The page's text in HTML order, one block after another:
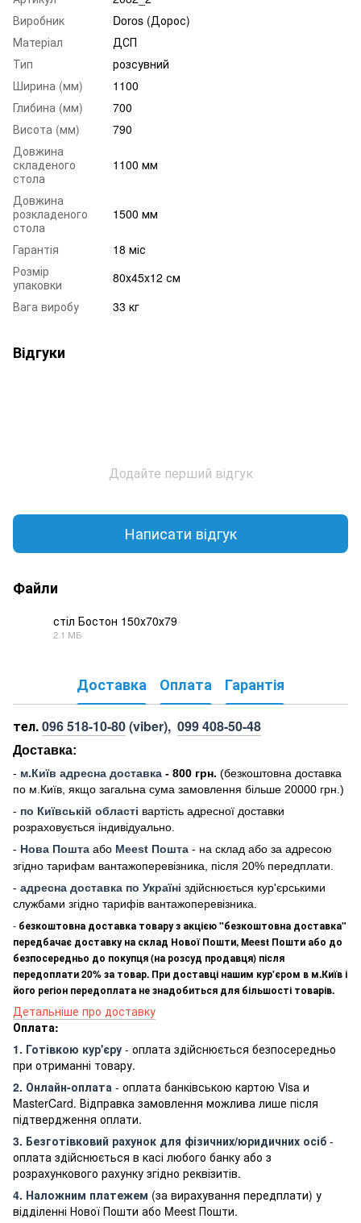
Виробник
Doros (Дорос)
Матеріал
ДСП
Тип
розсувний
Ширина (мм)
1100
Глибина (мм)
700
Висота (мм)
790
Довжина
складеного
стола
1100 мм
Довжина
розкладеного
стола
1500 мм
Гарантія
18 міс
Розмір
упаковки
80х45х12 см
Вага виробу
33 кг
Відгуки
Додайте перший відгук
Написати відгук
Файли
стіл Бостон 150х70х79
2.1 МБ
Доставка Оплата Гарантія
тел.096 518-10-80(viber), 099 408-50-48
Доставка:
- м.Київ адресна доставка - 800 грн. (безкоштовна доставка
по м.Київ, якщо загальна сума замовлення більше 20000 грн .)
- по Київській області вартість адресної доставки
розраховується індивідуально.
- Нова Пошта або Meest Пошта - на склад або за адресою
згідно тарифам вантажоперевізника, після 20% передплати.
- адресна доставка по Україні здійснюється кур'єрськими
службами згідно тарифів вантажоперевізника.
- безкоштовна доставка товару з акцією "безкоштовна доставка"
передбачає доставку на склад Нової Пошти, Meest Пошти або до
безпосередньо до покупця (на розсуд продавця) після
передоплати 20% за товар. При доставці нашим кур'єром в м.Київ і
його регіон передоплата не знадобиться для більшості товарів.
Детальніше про доставку
Оплата:
1. Готівкою кур'єру - оплата здійснюється безпосередньо
при отриманні товару.
2. Онлайн-оплата - оплата банківською картою Visa и
MasterCard. Відправка замовлення можлива лише після
підтвердження оплати.
3. Безготівковий рахунок для фізичних/юридичних осіб -
оплата здійснюється в касі любого банку або з
розрахункового рахунку згідно реквізитів.
4. Наложним платежем (за вирахування передплати) у
відділенні Нової Пошти або Meest Пошти.